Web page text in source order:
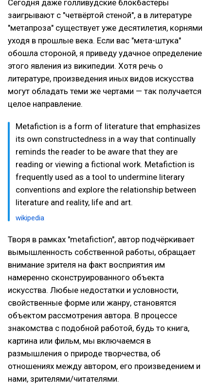
Сегодня даже голливудские блокбастеры
заигрывают с "четвёртой стеной", а в литературе
"метапроза" существует уже десятилетия, корнями
уходя в прошлые века. Если вас "мета-штука"
обошла стороной, я приведу удачное определение
этого явления из википедии. Хотя речь о
литературе, произведения иных видов искусства
могут обладать теми же чертами — так получается
целое направление.
Metafiction is a form of literature that emphasizes
its own constructedness in a way that continually
reminds the reader to be aware that they are
reading or viewing a fictional work. Metafiction is
frequently used as a tool to undermine literary
conventions and explore the relationship between
literature and reality, life and art.
wikipedia
Творя в рамках "metafiction", автор подчёркивает
вымышленность собственной работы, обращает
внимание зрителя на факт восприятия им
намеренно сконструированного объекта
искусства. Любые недостатки и условности,
свойственные форме или жанру, становятся
объектом рассмотрения автора. В процессе
знакомства с подобной работой, будь то книга,
картина или фильм, мы включаемся в
размышления о природе творчества, об
отношениях между автором, его произведением и
нами, зрителями/читателями.